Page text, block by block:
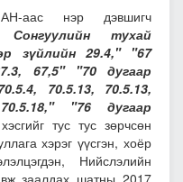
аас нэр дэвшигч
Сонгуулийн тухай
зүйлийн 29.4," "67
67,5" "70 дугаар
70.5.13, 70.5.13,
"76 дугаар
тус тус зөрчсөн
хэрэг үүсгэн, хоёр
Нийслэлийн